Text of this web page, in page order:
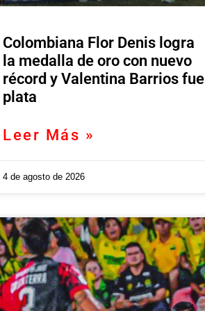
Colombiana Flor Denis logra
la medalla de oro con nuevo
récord y Valentina Barrios fue
plata
Leer Más »
4 de agosto de 2026